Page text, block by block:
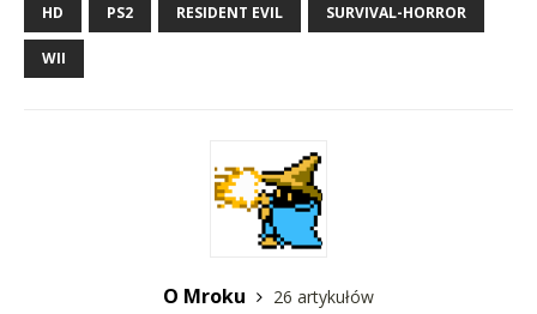
HD PS2 RESIDENT EVIL SURVIVAL-HORROR
WII
O Mroku
26 artykułów